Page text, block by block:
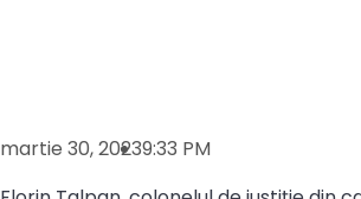
martie 30, 20239:33 PM